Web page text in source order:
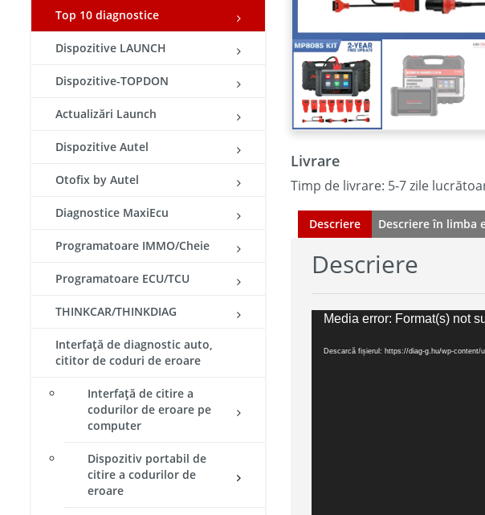
Top 10 diagnostice
Dispozitive LAUNCH
Dispozitive-TOPDON
Actualizări Launch
Dispozitive Autel
Otofix by Autel
Diagnostice MaxiEcu
Programatoare IMMO/Cheie
Programatoare ECU/TCU
THINKCAR/THINKDIAG
Interfață de diagnostic auto,
cititor de coduri de eroare
Interfață de citire a
codurilor de eroare pe
computer
Dispozitiv portabil de
citire a codurilor de
eroare
Livrare
Timp de livrare: 5-7 zile
Descriere Descriere în limba
Descriere
Player
Media error: Format(s) not
Descarcă fișierul: https://diag-g.hu/wp-content/